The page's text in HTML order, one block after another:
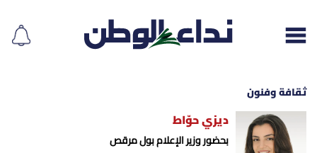
إقرأ الجريدة
ثقافة وفنون
ديزي حوّاط
بحضور وزير الإعلام بول مرقص